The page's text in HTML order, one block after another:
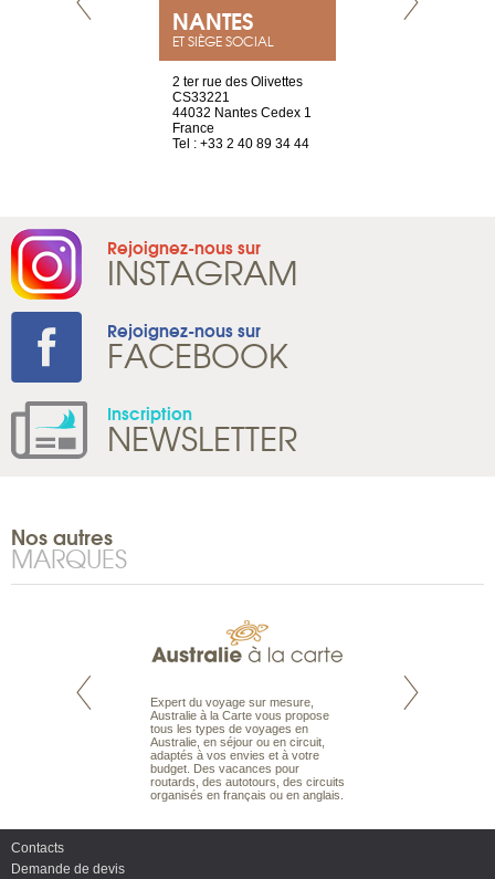
NANTES
ET SIÈGE SOCIAL
2 ter rue des Olivettes
CS33221
44032 Nantes Cedex 1
France
Tel : +33 2 40 89 34 44
Rejoignez-nous sur
INSTAGRAM
Rejoignez-nous sur
FACEBOOK
Inscription
NEWSLETTER
Nos autres
MARQUES
est le spécialiste
Expert du voyage sur mesure,
Australie à la Carte vous propose
tous les types de voyages en
Australie, en séjour ou en circuit,
adaptés à vos envies et à votre
budget. Des vacances pour
routards, des autotours, des circuits
organisés en français ou en anglais.
Parce qu’ils sont
Contacts
Demande de devis